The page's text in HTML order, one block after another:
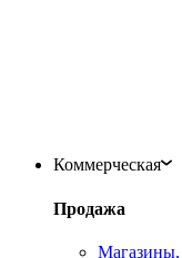
Коммерческая
Продажа